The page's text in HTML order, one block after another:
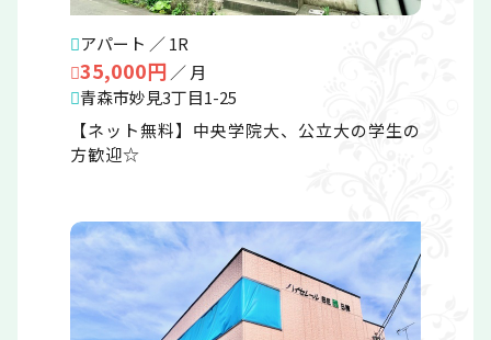
アパート ／ 1R
35,000円 ／ 月
青森市妙見3丁目1-25
【ネット無料】中央学院大、公立大の学生の
方歓迎☆